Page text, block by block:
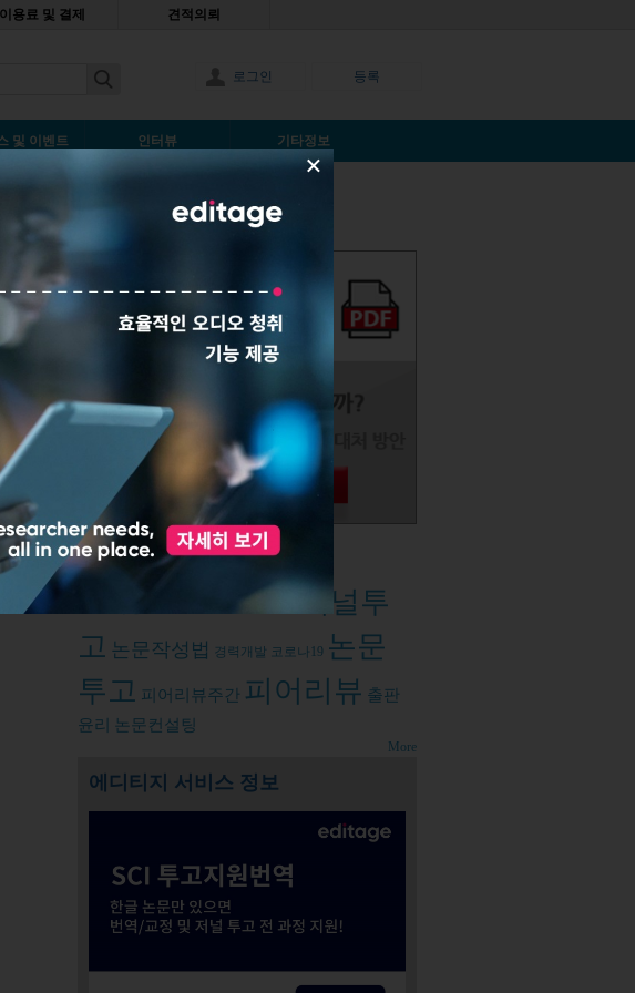
이용료 및 결제 견적의뢰
로그인 등록
및 이벤트 인터뷰 기타정보
남기기
이 있
Related tags
저널투
고 논문작성법 경력개발 코로나19 논문
투고 피어리뷰주간 피어리뷰 출판
윤리
논문컨설팅
More
에디티지 서비스 정보
×